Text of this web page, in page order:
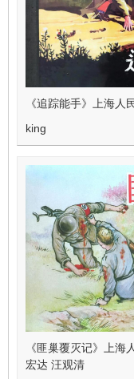
《追踪能手》上海人
king
《匪巢覆灭记》上海
宏达 汪观清